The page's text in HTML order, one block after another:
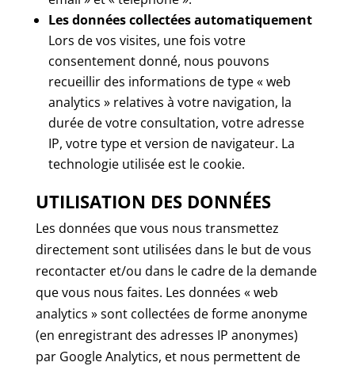
Les données collectées automatiquement
Lors de vos visites, une fois votre
consentement donné, nous pouvons
recueillir des informations de type « web
analytics » relatives à votre navigation, la
durée de votre consultation, votre adresse
IP, votre type et version de navigateur. La
technologie utilisée est le cookie.
UTILISATION DES DONNÉES
Les données que vous nous transmettez
directement sont utilisées dans le but de vous
recontacter et/ou dans le cadre de la demande
que vous nous faites. Les données « web
analytics » sont collectées de forme anonyme
(en enregistrant des adresses IP anonymes)
par Google Analytics, et nous permettent de